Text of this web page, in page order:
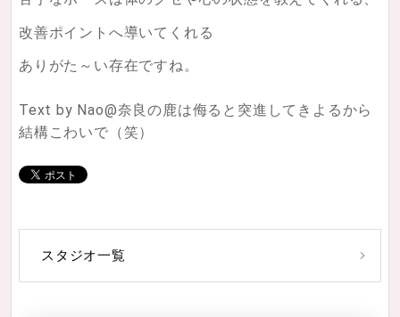
改善ポイントへ導いてくれる
ありがた～い存在ですね。
Text by Nao@奈良の鹿は侮ると突進してきよるから
結構こわいで（笑）
スタジオ一覧